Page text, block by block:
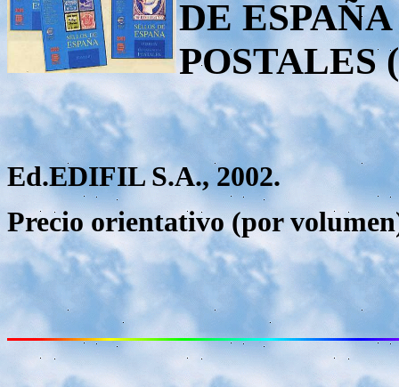
DE
POSTALES
Ed.EDIFIL S.A., 2002.
Precio orientativo (por